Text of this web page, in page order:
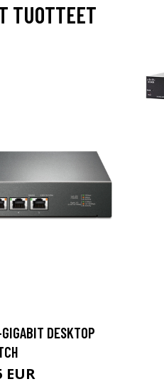
TUOTTEET
DESKTOP
EUR